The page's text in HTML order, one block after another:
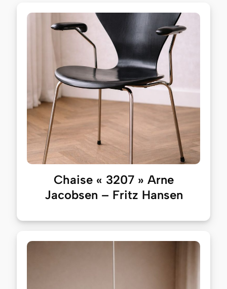
Chaise « 3207 » Arne
Jacobsen – Fritz Hansen